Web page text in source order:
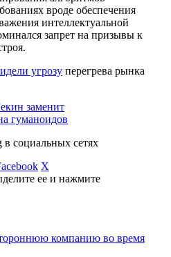
вроде обеспечения
интеллектуальной
запрет на призывы к
угрозу перегрева рынка
заменит
гуманоидов
социальных сетях
X
ее и нажмите
компанию во время